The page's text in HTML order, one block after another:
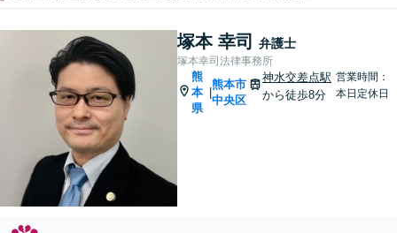
塚本 幸司 弁護士
塚本幸司法律事務所
熊
本
県
熊本市
中央区
神水交差点駅
から徒歩8分
営業時間：
本日定休日